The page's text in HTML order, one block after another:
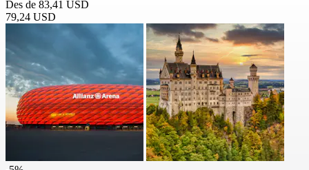
Des de 83,41 USD
79,24 USD